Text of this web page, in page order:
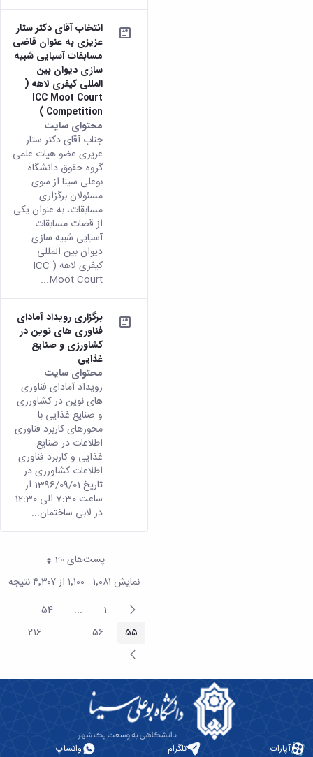
انتخاب آقای دکتر ستار
عزیزی به عنوان قاضی
مسابقات آسیایی شبیه
سازی دیوان بین
المللی کیفری لاهه (
ICC Moot Court
Competition )
محتوای سایت
جناب آقای دکتر ستار
عزیزی عضو هیات علمی
گروه حقوق دانشگاه
بوعلی سینا از سوی
مسئولان برگزاری
مسابقات، به عنوان یکی
از قضات مسابقات
آسیایی شبیه سازی
دیوان بین المللی
کیفری لاهه ( ICC
Moot Court...
برگزاری رویداد آمادای
فناوری های نوین در
کشاورزی و صنایع
غذایی
محتوای سایت
رویداد آمادای فناوری
های نوین در کشاورزی
و صنایع غذایی با
محورهای کاربرد فناوری
اطلاعات در صنایع
غذایی و کاربرد فناوری
اطلاعات کشاورزی در
تاریخ 1396/09/01 از
ساعت 7:30 الی 12:30
در لابی ساختمان...
پست‌‌های 20هر صفحه
نمایش ۱٬۰۸۱ - ۱٬۱۰۰ از ۴٬۳۰۷ نتیجه
پیغام
قبلی صفحه1
...
Pagesصفحه54
صفحه55 صفحه56
...
Pagesصفحه216
صفحه
بعد
آپارات تلگرام واتساپ